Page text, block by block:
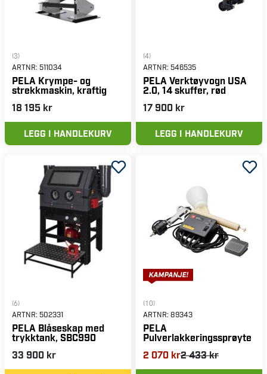
(3)
ARTNR: 511034
PELA Krympe- og
strekkmaskin, kraftig
18 195 kr
LEGG I HANDLEKURV
(4)
ARTNR: 546535
PELA Verktøyvogn USA
2.0, 14 skuffer, rød
17 900 kr
LEGG I HANDLEKURV
(6)
ARTNR: 502331
PELA Blåseskap med
trykktank, SBC990
33 900 kr
(10)
ARTNR: 89343
PELA
Pulverlakkeringssprøyte
2 070 kr2 433 kr